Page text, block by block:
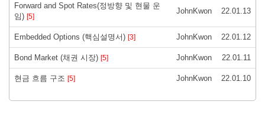
Forward and Spot Rates(정방향 및 현물 운
임) [5]
JohnKwon 22.01.13
Embedded Options (핵심설명서) [3] JohnKwon 22.01.12
Bond Market (채권 시장) [5] JohnKwon 22.01.11
현금 흐름 구조 [5] JohnKwon 22.01.10